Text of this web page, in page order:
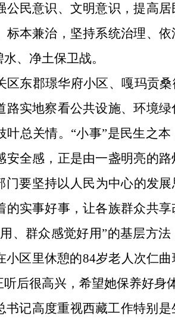
民意识、文明意识，提高居
本兼治，坚持系统治理、
、净土保卫战。
东郡璟华府小区、嘎玛贡
实地察看公共设施、环境
总关情。“小事”是民生之
全感，正是由一盏明亮的
要坚持以人民为中心的发
实事好事，让各族群众共
、群众感觉好用”的基层方
区里休憩的84岁老人次仁
后很高兴，希望她保养好身
记高度重视西藏工作特别